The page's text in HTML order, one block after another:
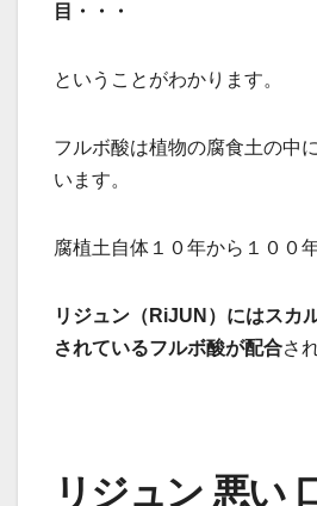
目・・・
ということがわかります。
フルボ酸は植物の腐食土の中
います。
腐植土自体１０年から１００
リジュン（RiJUN）にはスカ
されているフルボ酸が配合さ
リジュン 悪い